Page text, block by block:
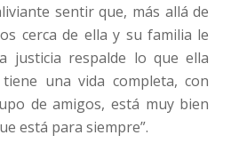
sentir que, más allá de
cerca de ella y su familia le
justicia respalde lo que ella
una vida completa, con
de amigos, está muy bien
está para siempre”.